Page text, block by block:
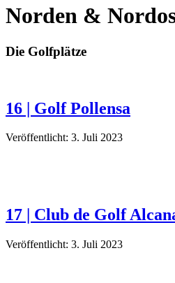
Norden &
Die Golfplätze
16 | Golf Pollensa
Veröffentlicht: 3. Juli 2023
17 | Club de Golf
Veröffentlicht: 3. Juli 2023